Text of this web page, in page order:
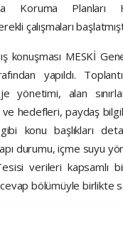
Koruma Planları
çalışmaları
konuşması MESKİ
yapıldı.
yönetimi, alan
ve hedefleri, paydaş
konu başlıkları
durumu, içme suyu
verileri kapsamlı
bölümüyle birlikte